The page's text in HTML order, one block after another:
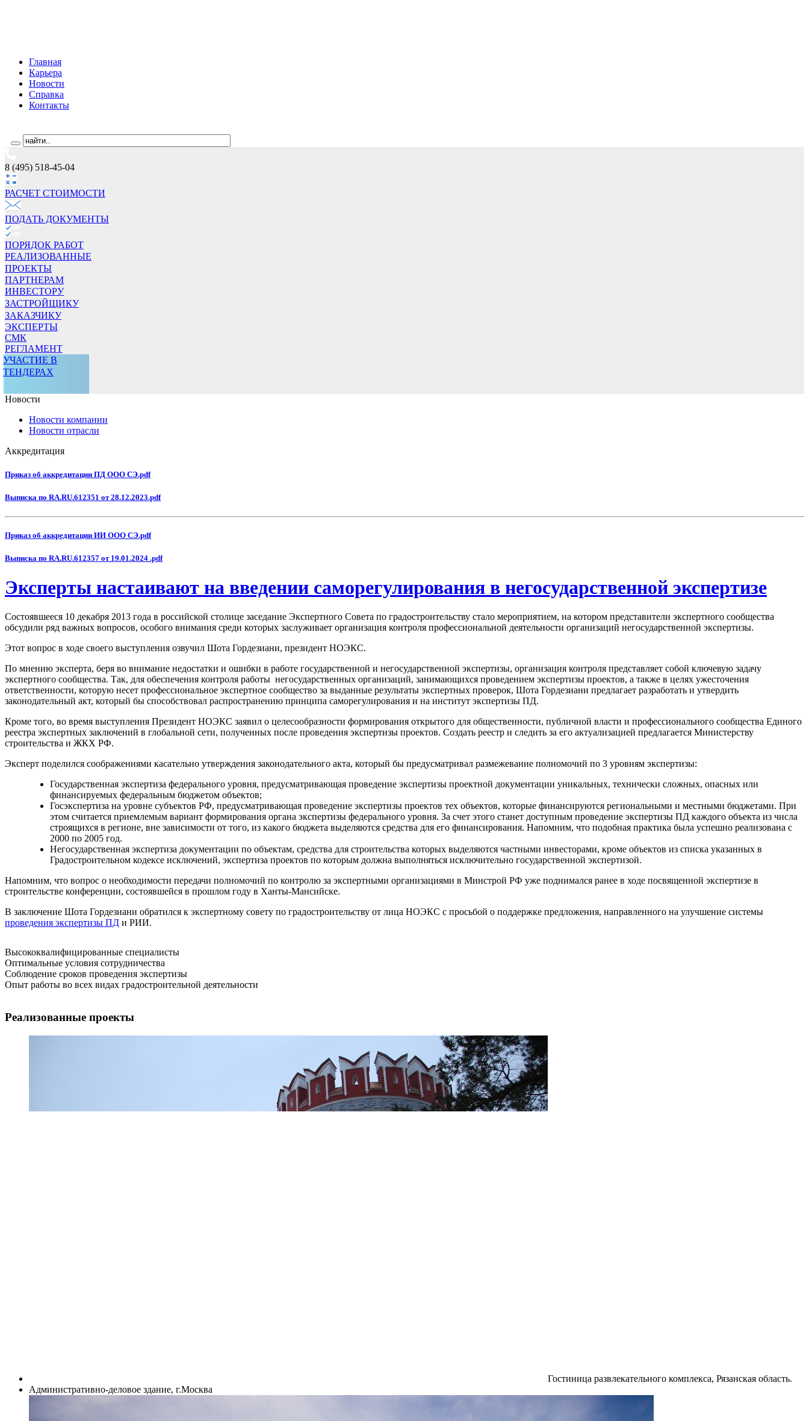
Главная
Карьера
Новости
Справка
Контакты
8 (495) 518-45-04
РАСЧЕТ СТОИМОCТИ
ПОДАТЬ ДОКУМЕНТЫ
ПОРЯДОК РАБОТ
РЕАЛИЗОВАННЫЕ
ПРОЕКТЫ
ПАРТНЕРАМ
ИНВЕСТОРУ
ЗАСТРОЙЩИКУ
ЗАКАЗЧИКУ
ЭКСПЕРТЫ
СМК
РЕГЛАМЕНТ
УЧАСТИЕ В
ТЕНДЕРАХ
Новости
Новости компании
Новости отрасли
Аккредитация
Приказ об аккредитации ПД ООО СЭ.pdf
Выписка по RA.RU.612351 от 28.12.2023.pdf
Приказ об аккредитации ИИ ООО СЭ.pdf
Выписка по RA.RU.612357 от 19.01.2024 .pdf
Эксперты настаивают на введении саморегулирования в негосударственной экспертизе
Состоявшееся 10 декабря 2013 года в российской столице заседание Экспертного Совета по градостроительству стало мероприятием, на котором представители экспертного сообщества
обсудили ряд важных вопросов, особого внимания среди которых заслуживает организация контроля профессиональной деятельности организаций негосударственной экспертизы.
Этот вопрос в ходе своего выступления озвучил Шота Гордезиани, президент НОЭКС.
По мнению эксперта, беря во внимание недостатки и ошибки в работе государственной и негосударственной экспертизы, организация контроля представляет собой ключевую задачу
экспертного сообщества. Так, для обеспечения контроля работы негосударственных организаций, занимающихся проведением экспертизы проектов, а также в целях ужесточения
ответственности, которую несет профессиональное экспертное сообщество за выданные результаты экспертных проверок, Шота Гордезиани предлагает разработать и утвердить
законодательный акт, который бы способствовал распространению принципа саморегулирования и на институт экспертизы ПД.
Кроме того, во время выступления Президент НОЭКС заявил о целесообразности формирования открытого для общественности, публичной власти и профессионального сообщества Единого
реестра экспертных заключений в глобальной сети, полученных после проведения экспертизы проектов. Создать реестр и следить за его актуализацией предлагается Министерству
строительства и ЖКХ РФ.
Эксперт поделился соображениями касательно утверждения законодательного акта, который бы предусматривал размежевание полномочий по 3 уровням экспертизы:
Государственная экспертиза федерального уровня, предусматривающая проведение экспертизы проектной документации уникальных, технически сложных, опасных или
финансируемых федеральным бюджетом объектов;
Госэкспертиза на уровне субъектов РФ, предусматривающая проведение экспертизы проектов тех объектов, которые финансируются региональными и местными бюджетами. При
этом считается приемлемым вариант формирования органа экспертизы федерального уровня. За счет этого станет доступным проведение экспертизы ПД каждого объекта из числа
строящихся в регионе, вне зависимости от того, из какого бюджета выделяются средства для его финансирования. Напомним, что подобная практика была успешно реализована с
2000 по 2005 год.
Негосударственная экспертиза документации по объектам, средства для строительства которых выделяются частными инвесторами, кроме объектов из списка указанных в
Градостроительном кодексе исключений, экспертиза проектов по которым должна выполняться исключительно государственной экспертизой.
Напомним, что вопрос о необходимости передачи полномочий по контролю за экспертными организациями в Минстрой РФ уже поднимался ранее в ходе посвященной экспертизе в
строительстве конференции, состоявшейся в прошлом году в Ханты-Мансийске.
В заключение Шота Гордезиани обратился к экспертному совету по градостроительству от лица НОЭКС с просьбой о поддержке предложения, направленного на улучшение системы
проведения экспертизы ПД и РИИ.
Высококвалифицированные специалисты
Оптимальные условия сотрудничества
Соблюдение сроков проведения экспертизы
Опыт работы во всех видах градостроительной деятельности
Реализованные проекты
Гостиница развлекательного комплекса, Рязанская область.
Административно-деловое здание, г.Москва